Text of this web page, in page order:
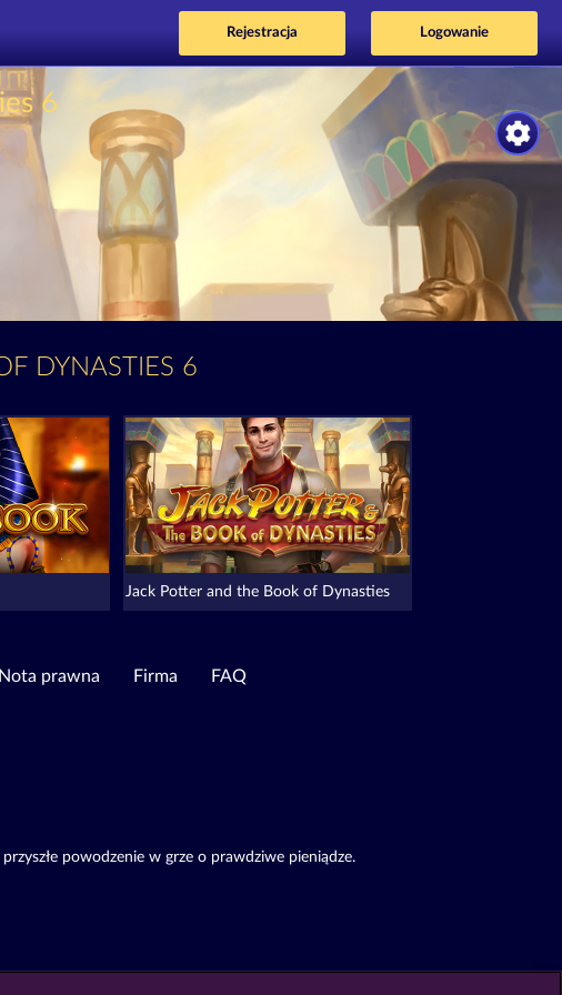
Rejestracja Logowanie
6
DYNASTIES 6
Jack Potter and the Book of Dynasties
Nota prawna Firma FAQ
powodzenie w grze o prawdziwe pieniądze.